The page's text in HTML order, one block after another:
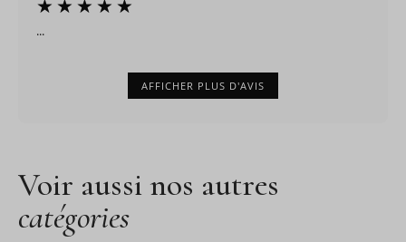
...
AFFICHER PLUS D'AVIS
Voir aussi nos autres
catégories